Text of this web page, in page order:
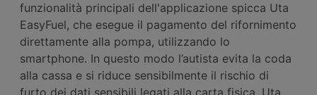
funzionalità principali dell'applicazione spicca Uta
EasyFuel, che esegue il pagamento del rifornimento
direttamente alla pompa, utilizzando lo
smartphone. In questo modo l’autista evita la coda
alla cassa e si riduce sensibilmente il rischio di